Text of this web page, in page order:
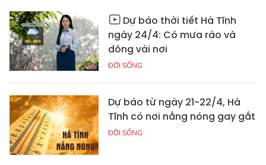
Dự báo thời tiết Hà Tĩnh
ngày 24/4: Có mưa rào và
dông vài nơi
ĐỜI SỐNG
Dự báo từ ngày 21-22/4, Hà
Tĩnh có nơi nắng nóng gay gắt
ĐỜI SỐNG